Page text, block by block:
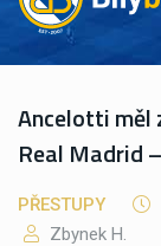
Ancelotti měl
Real Madrid
PŘESTUPY
Zbynek H.